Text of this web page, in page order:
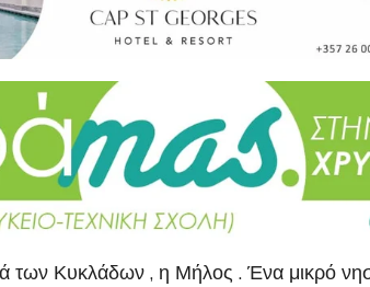
των Κυκλάδων , η Μήλος . Ένα μικρό